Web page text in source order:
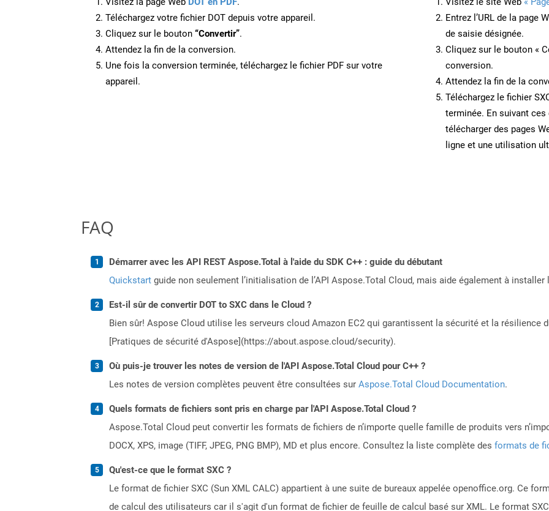
Téléchargez votre fichier DOT depuis votre appareil.
Cliquez sur le bouton “Convertir”.
Attendez la fin de la conversion.
Une fois la conversion terminée, téléchargez le fichier PDF sur votre
appareil.
Entrez l’URL de la page
de saisie désignée.
Cliquez sur le bouton «
conversion.
Attendez la fin de la
Téléchargez le fichier
terminée. En suivant
télécharger des pages
ligne et une utilisation
FAQ
Démarrer avec les API REST Aspose.Total à l'aide du SDK C++ : guide du débutant
Quickstart guide non seulement l’initialisation de l’API Aspose.Total Cloud, mais aide également à
Est-il sûr de convertir DOT to SXC dans le Cloud ?
Bien sûr! Aspose Cloud utilise les serveurs cloud Amazon EC2 qui garantissent la sécurité et la résilience
[Pratiques de sécurité d'Aspose](https://about.aspose.cloud/security).
Où puis-je trouver les notes de version de l'API Aspose.Total Cloud pour C++ ?
Les notes de version complètes peuvent être consultées sur Aspose.Total Cloud Documentation.
Quels formats de fichiers sont pris en charge par l'API Aspose.Total Cloud ?
Aspose.Total Cloud peut convertir les formats de fichiers de n’importe quelle famille de produits vers
DOCX, XPS, image (TIFF, JPEG, PNG BMP), MD et plus encore. Consultez la liste complète des formats de
Qu'est-ce que le format SXC ?
Le format de fichier SXC (Sun XML CALC) appartient à une suite de bureaux appelée openoffice.org. Ce
de calcul des utilisateurs car il s'agit d'un format de fichier de feuille de calcul basé sur XML. Le format